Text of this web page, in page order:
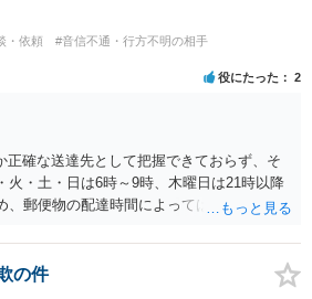
・依頼
#音信不通・行方不明の相手
役にたった 2
正確な送達先として把握できておらず、そ
火・土・日は6時～9時、木曜日は21時以降
、郵便物の配達時間によっては受け取りが
基本になりますが、感覚的には郵便局を動
官送達を申し立てる必要があるかもしれま
まりに特殊すぎて）就業場所送達を認めな
の件